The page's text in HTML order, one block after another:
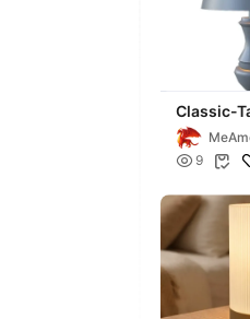
Classic-
 9 